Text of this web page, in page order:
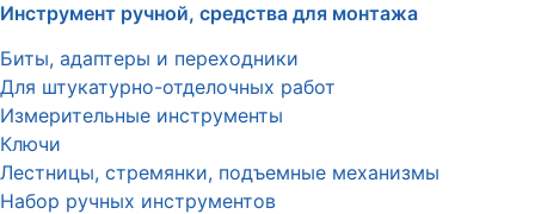
Инструмент ручной, средства для монтажа
Биты, адаптеры и переходники
Для штукатурно-отделочных работ
Измерительные инструменты
Ключи
Лестницы, стремянки, подъемные механизмы
Набор ручных инструментов